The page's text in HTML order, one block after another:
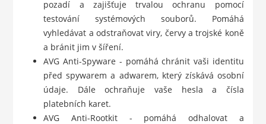
pozadí a zajišťuje trvalou ochranu pomocí
testování systémových souborů. Pomáhá
vyhledávat a odstraňovat viry, červy a trojské koně
a bránit jim v šíření.
AVG Anti-Spyware - pomáhá chránit vaši identitu
před spywarem a adwarem, který získává osobní
údaje. Dále ochraňuje vaše hesla a čísla
platebních karet.
AVG Anti-Rootkit - pomáhá odhalovat a